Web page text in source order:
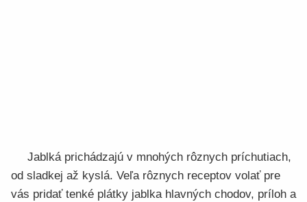
Jablká prichádzajú v mnohých rôznych príchutiach,
od sladkej až kyslá. Veľa rôznych receptov volať pre
vás pridať tenké plátky jablka hlavných chodov, príloh a